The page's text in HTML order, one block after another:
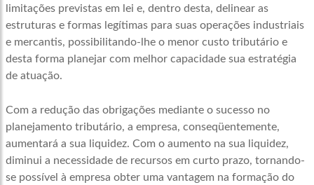
limitações previstas em lei e, dentro desta, delinear as
estruturas e formas legítimas para suas operações industriais
e mercantis, possibilitando-lhe o menor custo tributário e
desta forma planejar com melhor capacidade sua estratégia
de atuação.
Com a redução das obrigações mediante o sucesso no
planejamento tributário, a empresa, conseqüentemente,
aumentará a sua liquidez. Com o aumento na sua liquidez,
diminui a necessidade de recursos em curto prazo, tornando-
se possível à empresa obter uma vantagem na formação do